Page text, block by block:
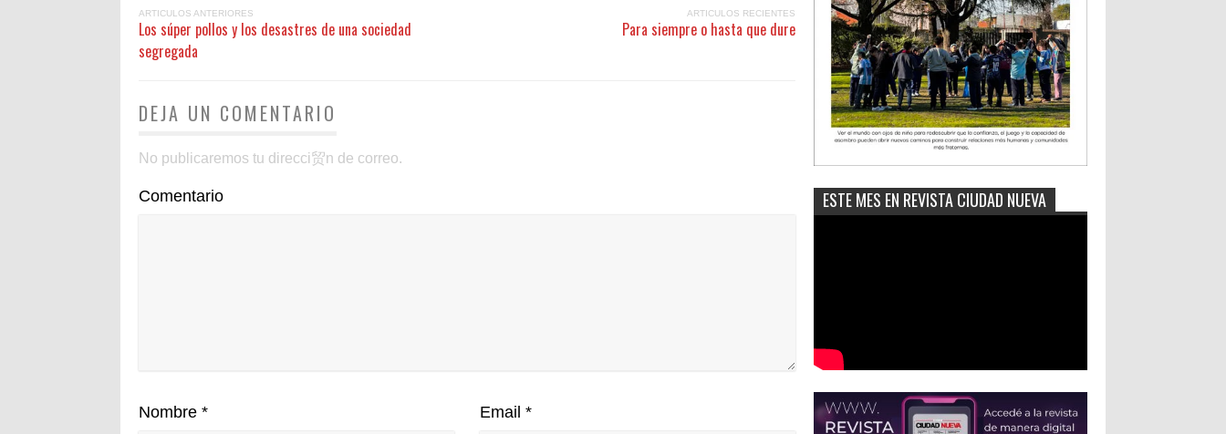
ARTICULOS ANTERIORES
Los súper pollos y los desastres de una sociedad
segregada
ARTICULOS RECIENTES
Para siempre o hasta que dure
DEJA UN COMENTARIO
No publicaremos tu direcci贸n de correo.
Comentario
Nombre * Email*
ESTE MES EN REVISTA CIUDAD NUEVA